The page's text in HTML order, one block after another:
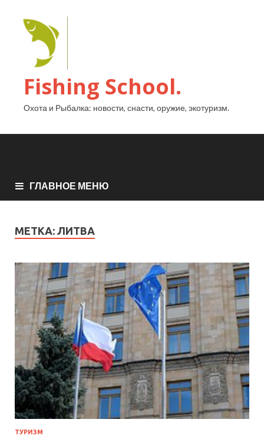
Fishing School.
Охота и Рыбалка: новости, снасти, оружие, экотуризм.
ГЛАВНОЕ МЕНЮ
МЕТКА: ЛИТВА
ТУРИЗМ